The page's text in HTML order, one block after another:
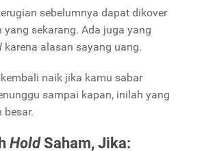
sebelumnya dapat dikover
sekarang. Ada juga yang
karena alasan sayang uang.
naik jika kamu sabar
sampai kapan, inilah yang
besar.
HoldSaham, Jika: